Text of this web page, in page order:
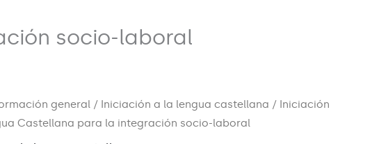
socio-laboral
general / Iniciación a la lengua castellana / Iniciación
Castellana para la integración socio-laboral